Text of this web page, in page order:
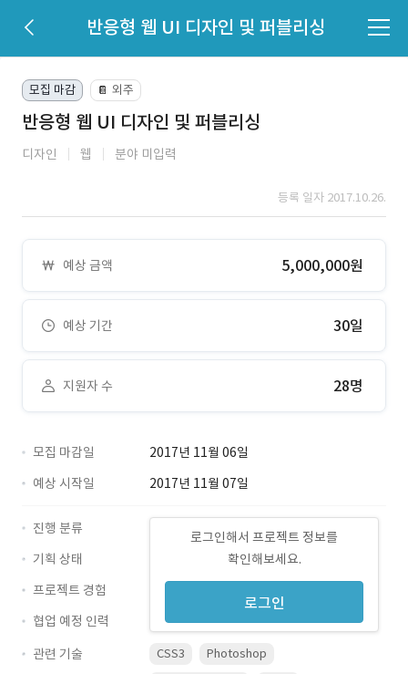
반응형 웹 UI 디자인 및 퍼블리싱
모집 마감 📔 외주
반응형 웹 UI 디자인 및 퍼블리싱
디자인 웹 분야 미입력
등록 일자 2017.10.26.
예상 금액 5,000,000원
예상 기간 30일
지원자 수 28명
모집 마감일
2017년 11월 06일
예상 시작일
2017년 11월 07일
로그인해서 프로젝트 정보를
확인해보세요.
로그인
진행 분류
기획 상태
프로젝트 경험
협업 예정 인력
관련 기술
CSS3
Photoshop